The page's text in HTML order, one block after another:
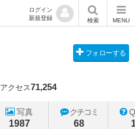
ログイン
新規登録
検索 MENU
フォローする
アクセス71,254
写真
1987
クチコミ
68